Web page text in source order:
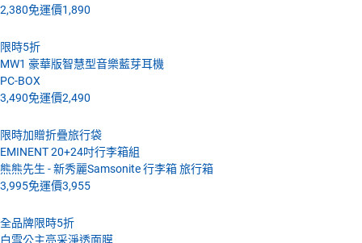
2,380免運價1,890
限時5折
MW1 豪華版智慧型音樂藍芽耳機
PC-BOX
3,490免運價2,490
限時加贈折疊旅行袋
EMINENT 20+24吋行李箱組
熊熊先生 - 新秀麗Samsonite 行李箱 旅行箱
3,995免運價3,955
全品牌限時5折
白雪公主亮采淨透面膜